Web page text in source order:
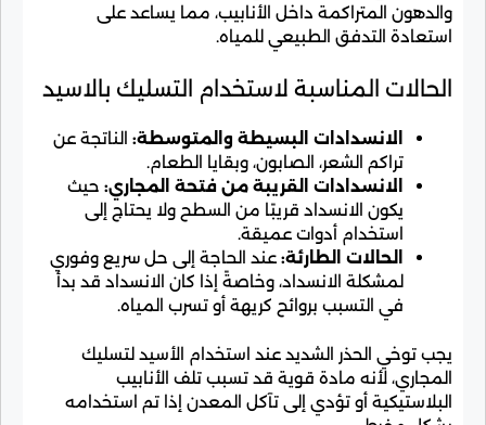
والدهون المتراكمة داخل الأنابيب، مما يساعد على
استعادة التدفق الطبيعي للمياه.
الحالات المناسبة لاستخدام التسليك بالاسيد
الانسدادات البسيطة والمتوسطة: الناتجة عن
تراكم الشعر، الصابون، وبقايا الطعام.
الانسدادات القريبة من فتحة المجاري: حيث
يكون الانسداد قريبًا من السطح ولا يحتاج إلى
استخدام أدوات عميقة.
الحالات الطارئة: عند الحاجة إلى حل سريع وفوري
لمشكلة الانسداد، وخاصةً إذا كان الانسداد قد بدأ
في التسبب بروائح كريهة أو تسرب المياه.
يجب توخي الحذر الشديد عند استخدام الأسيد لتسليك
المجاري، لأنه مادة قوية قد تسبب تلف الأنابيب
البلاستيكية أو تؤدي إلى تآكل المعدن إذا تم استخدامه